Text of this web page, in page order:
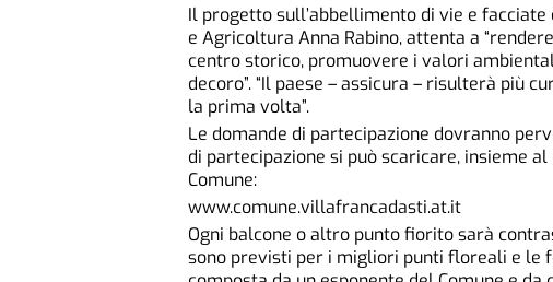
Il progetto sull’abbellimento di vie e
e Agricoltura Anna Rabino, attenta a
centro storico, promuovere i valori
decoro”. “Il paese – assicura – risulterà più
la prima volta”.
Le domande di partecipazione dovranno
di partecipazione si può scaricare, insieme
Comune:
www.comune.villafrancadasti.at.it
Ogni balcone o altro punto fiorito sarà
sono previsti per i migliori punti floreali e le